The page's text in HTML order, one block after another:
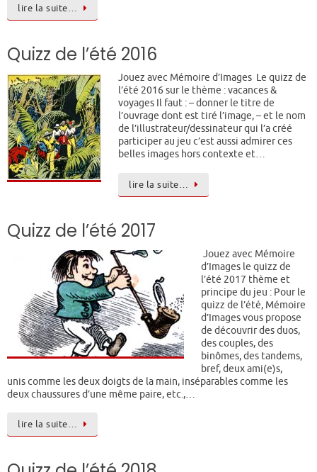
lire la suite…
Quizz de l’été 2016
Jouez avec Mémoire d’Images Le quizz de
l’été 2016 sur le thème : vacances &
voyages Il faut : – donner le titre de
l’ouvrage dont est tiré l’image, – et le nom
de l’illustrateur/dessinateur qui l’a créé
participer au jeu c’est aussi admirer ces
belles images hors contexte et…
lire la suite…
Quizz de l’été 2017
Jouez avec Mémoire
d’Images le quizz de
l’été 2017 thème et
principe du jeu : Pour le
quizz de l’été, Mémoire
d’Images vous propose
de découvrir des duos,
des couples, des
binômes, des tandems,
bref, deux ami(e)s,
unis comme les deux doigts de la main, inséparables comme les
deux chaussures d’une même paire, etc.,…
lire la suite…